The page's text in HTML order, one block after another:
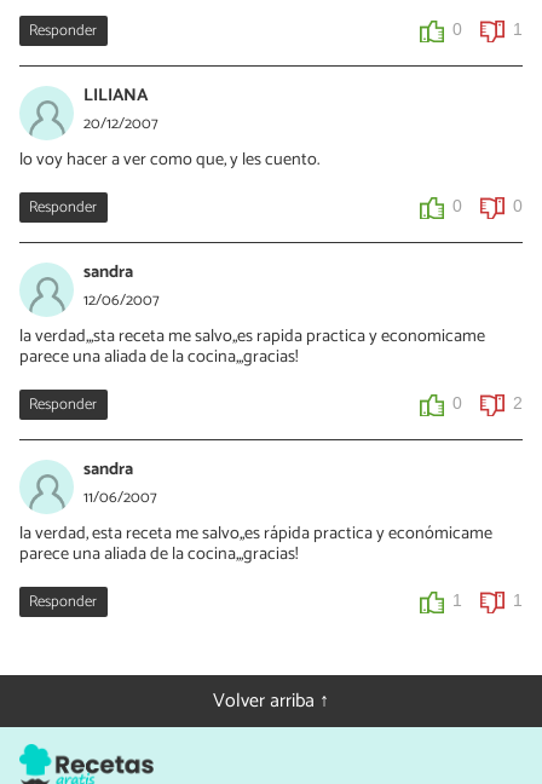
Responder 0 1
LILIANA
20/12/2007
lo voy hacer a ver como que, y les cuento.
Responder 0 0
sandra
12/06/2007
la verdad,,,sta receta me salvo,,es rapida practica y economicame
parece una aliada de la cocina,,,gracias!
Responder 0 2
sandra
11/06/2007
la verdad, esta receta me salvo,,es rápida practica y económicame
parece una aliada de la cocina,,,gracias!
Responder 1 1
Volver arriba ↑